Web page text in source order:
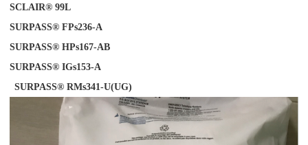
SCLAIR® 99L
SURPASS® FPs236-A
SURPASS® HPs167-AB
SURPASS® IGs153-A
SURPASS® RMs341-U(UG)